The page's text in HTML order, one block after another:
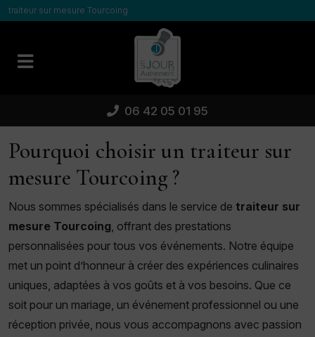
traiteur sur mesure Tourcoing
06 42 05 01 95
Pourquoi choisir un traiteur sur
mesure Tourcoing ?
Nous sommes spécialisés dans le service de traiteur sur
mesure Tourcoing, offrant des prestations
personnalisées pour tous vos événements. Notre équipe
met un point d’honneur à créer des expériences culinaires
uniques, adaptées à vos goûts et à vos besoins. Que ce
soit pour un mariage, un événement professionnel ou une
réception privée, nous vous accompagnons avec passion
Panneau de gestion des cookies